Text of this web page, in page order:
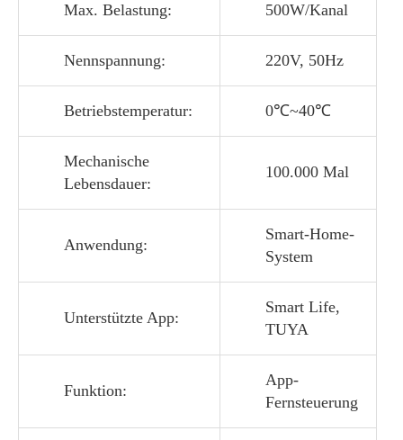
Max. Belastung: 500W/Kanal
Nennspannung: 220V, 50Hz
Betriebstemperatur: 0℃~40℃
Mechanische
Lebensdauer:
100.000 Mal
Anwendung:
Smart-Home-
System
Unterstützte App:
Smart Life,
TUYA
Funktion:
App-
Fernsteuerung